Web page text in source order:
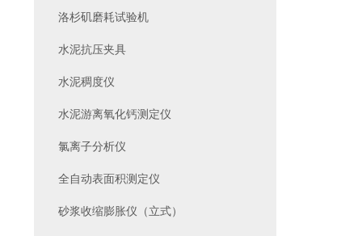
洛杉矶磨耗试验机
水泥抗压夹具
水泥稠度仪
水泥游离氧化钙测定仪
氯离子分析仪
全自动表面积测定仪
砂浆收缩膨胀仪（立式）